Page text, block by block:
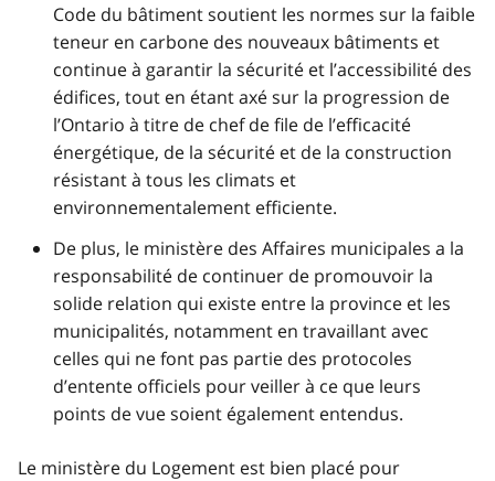
Code du bâtiment soutient les normes sur la faible
teneur en carbone des nouveaux bâtiments et
continue à garantir la sécurité et l’accessibilité des
édifices, tout en étant axé sur la progression de
l’Ontario à titre de chef de file de l’efficacité
énergétique, de la sécurité et de la construction
résistant à tous les climats et
environnementalement efficiente.
De plus, le ministère des Affaires municipales a la
responsabilité de continuer de promouvoir la
solide relation qui existe entre la province et les
municipalités, notamment en travaillant avec
celles qui ne font pas partie des protocoles
d’entente officiels pour veiller à ce que leurs
points de vue soient également entendus.
Le ministère du Logement est bien placé pour